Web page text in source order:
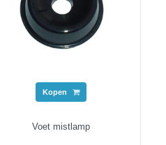
Kopen
Voet mistlamp